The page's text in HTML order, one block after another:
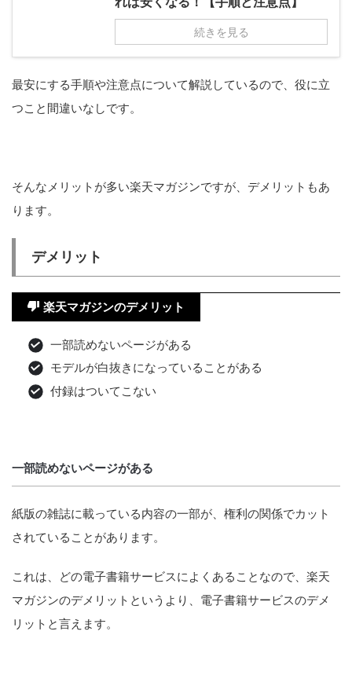
続きを見る
最安にする手順や注意点について解説しているので、役に立
つこと間違いなしです。
そんなメリットが多い楽天マガジンですが、デメリットもあ
ります。
デメリット
楽天マガジンのデメリット
一部読めないページがある
モデルが白抜きになっていることがある
付録はついてこない
一部読めないページがある
紙版の雑誌に載っている内容の一部が、権利の関係でカット
されていることがあります。
これは、どの電子書籍サービスによくあることなので、楽天
マガジンのデメリットというより、電子書籍サービスのデメ
リットと言えます。